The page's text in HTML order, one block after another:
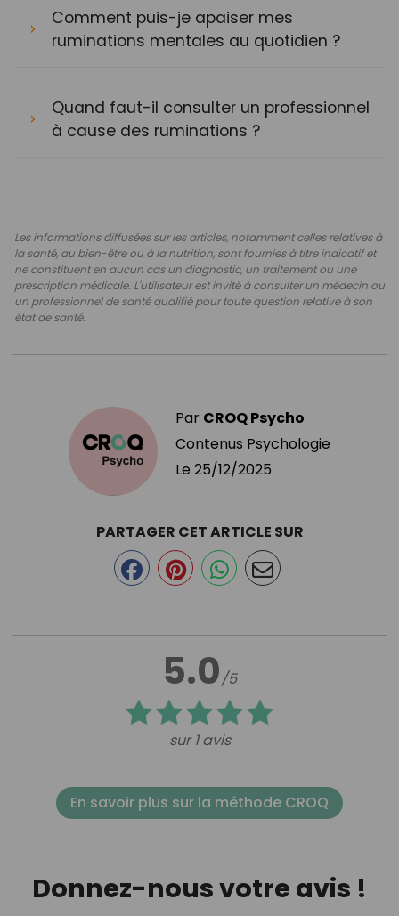
Comment puis-je apaiser mes
ruminations mentales au quotidien ?
Quand faut-il consulter un professionnel
à cause des ruminations ?
Les informations diffusées sur les articles, notamment celles relatives à
la santé, au bien-être ou à la nutrition, sont fournies à titre indicatif et
ne constituent en aucun cas un diagnostic, un traitement ou une
prescription médicale. L'utilisateur est invité à consulter un médecin ou
un professionnel de santé qualifié pour toute question relative à son
état de santé.
Par CROQ Psycho
Contenus Psychologie
Le 25/12/2025
5.0/5
sur 1 avis
PARTAGER CET ARTICLE SUR
En savoir plus sur la méthode CROQ
Donnez-nous votre avis !